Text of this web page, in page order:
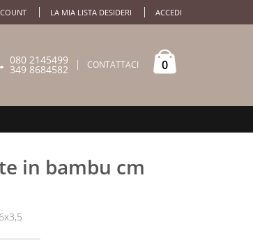
LA MIA LISTA DESIDERI ACCEDI
080 2145499
349 8684582 CONTATTACI 0
in bambu cm